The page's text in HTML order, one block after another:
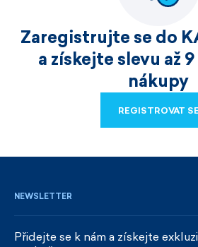
Zaregistrujte se do
a získejte slevu až
nákupy
REGISTROVAT SE
NEWSLETTER
Přidejte se k nám a získejte